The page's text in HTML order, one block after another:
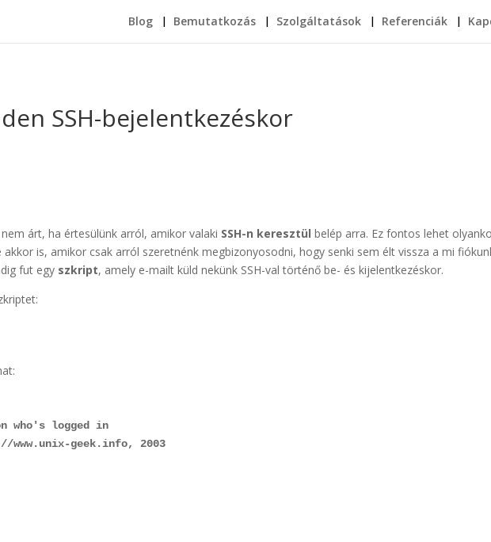
Blog Bemutatkozás Szolgáltatások Referenciák
SSH-bejelentkezéskor
árt, ha értesülünk arról, amikor valaki SSH-n keresztül belép arra. Ez fontos lehet
is, amikor csak arról szeretnénk megbizonyosodni, hogy senki sem élt vissza a mi
fut egy szkript, amely e-mailt küld nekünk SSH-val történő be- és kijelentkezéskor.
who's logged in
www.unix-geek.info, 2003